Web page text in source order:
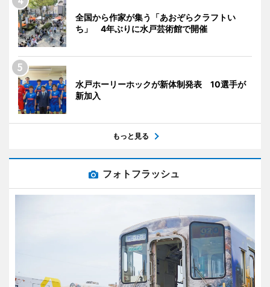
全国から作家が集う「あおぞらクラフトい
ち」 4年ぶりに水戸芸術館で開催
水戸ホーリーホックが新体制発表 10選手が
新加入
もっと見る
フォトフラッシュ